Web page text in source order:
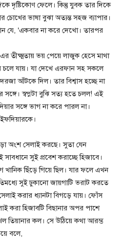
দৃষ্টিকোণ ফেলে। কিন্তু যুবক তার দিকে
চোখের ভাষা বুঝা অত্যন্ত সহজ ব্যাপার।
যে, ‘একবার না করে দেখো। তারপর
তীক্ষ্মতায় ভয় পেয়ে লাজুক হেসে মাথা
যায়। যা দেখে এরফান সহ সকলে
আঁটকে দিল। তার বিশ্বাস হচ্ছে না
সঙ্গে। স্বপ্নটা বুঝি সত্য হতে চলল! এই
সঙ্গে ভাগ না করে পারল না।
অংশ সেলাই করছে। সুতা যেন
সুই প্রবেশ করাচ্ছে হিজাবে।
খানিক ছিঁড়ে গিয়ে ছিল। যার ফলে এখন
সুই ঢুকানো জায়গাটি ভরাট করতে
করার ধ্যানটা বিগড়ে যায়। ফোঁস
করা হিজাবটি বিছানার অপর পাশে
তিয়ানার কল। সে উঠিয়ে কথা আরম্ভ
বলে,